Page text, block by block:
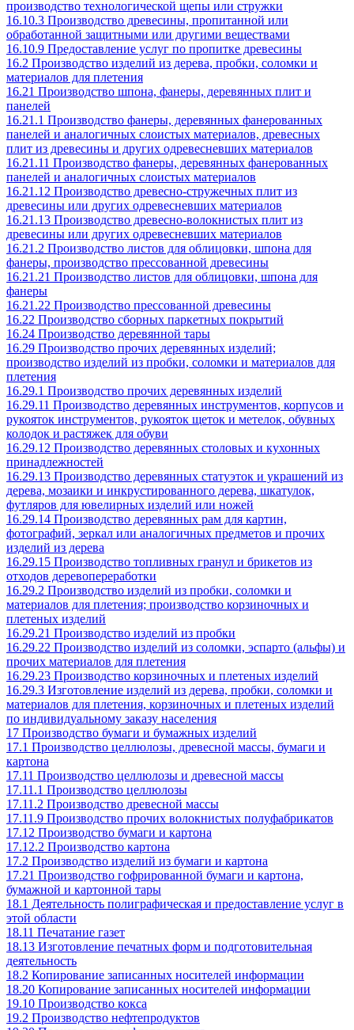
производство технологической щепы или стружки
16.10.3 Производство древесины, пропитанной или
обработанной защитными или другими веществами
16.10.9 Предоставление услуг по пропитке древесины
16.2 Производство изделий из дерева, пробки, соломки и
материалов для плетения
16.21 Производство шпона, фанеры, деревянных плит и
панелей
16.21.1 Производство фанеры, деревянных фанерованных
панелей и аналогичных слоистых материалов, древесных
плит из древесины и других одревесневших материалов
16.21.11 Производство фанеры, деревянных фанерованных
панелей и аналогичных слоистых материалов
16.21.12 Производство древесно-стружечных плит из
древесины или других одревесневших материалов
16.21.13 Производство древесно-волокнистых плит из
древесины или других одревесневших материалов
16.21.2 Производство листов для облицовки, шпона для
фанеры, производство прессованной древесины
16.21.21 Производство листов для облицовки, шпона для
фанеры
16.21.22 Производство прессованной древесины
16.22 Производство сборных паркетных покрытий
16.24 Производство деревянной тары
16.29 Производство прочих деревянных изделий;
производство изделий из пробки, соломки и материалов для
плетения
16.29.1 Производство прочих деревянных изделий
16.29.11 Производство деревянных инструментов, корпусов и
рукояток инструментов, рукояток щеток и метелок, обувных
колодок и растяжек для обуви
16.29.12 Производство деревянных столовых и кухонных
принадлежностей
16.29.13 Производство деревянных статуэток и украшений из
дерева, мозаики и инкрустированного дерева, шкатулок,
футляров для ювелирных изделий или ножей
16.29.14 Производство деревянных рам для картин,
фотографий, зеркал или аналогичных предметов и прочих
изделий из дерева
16.29.15 Производство топливных гранул и брикетов из
отходов деревопереработки
16.29.2 Производство изделий из пробки, соломки и
материалов для плетения; производство корзиночных и
плетеных изделий
16.29.21 Производство изделий из пробки
16.29.22 Производство изделий из соломки, эспарто (альфы) и
прочих материалов для плетения
16.29.23 Производство корзиночных и плетеных изделий
16.29.3 Изготовление изделий из дерева, пробки, соломки и
материалов для плетения, корзиночных и плетеных изделий
по индивидуальному заказу населения
17 Производство бумаги и бумажных изделий
17.1 Производство целлюлозы, древесной массы, бумаги и
картона
17.11 Производство целлюлозы и древесной массы
17.11.1 Производство целлюлозы
17.11.2 Производство древесной массы
17.11.9 Производство прочих волокнистых полуфабрикатов
17.12 Производство бумаги и картона
17.12.2 Производство картона
17.2 Производство изделий из бумаги и картона
17.21 Производство гофрированной бумаги и картона,
бумажной и картонной тары
18.1 Деятельность полиграфическая и предоставление услуг в
этой области
18.11 Печатание газет
18.13 Изготовление печатных форм и подготовительная
деятельность
18.2 Копирование записанных носителей информации
18.20 Копирование записанных носителей информации
19.10 Производство кокса
19.2 Производство нефтепродуктов